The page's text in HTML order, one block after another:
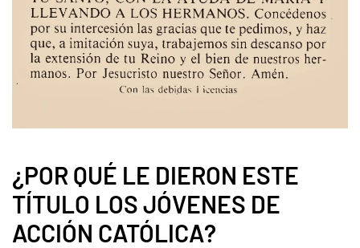
¿POR QUÉ LE DIERON ESTE
TÍTULO LOS JÓVENES DE
ACCIÓN CATÓLICA?